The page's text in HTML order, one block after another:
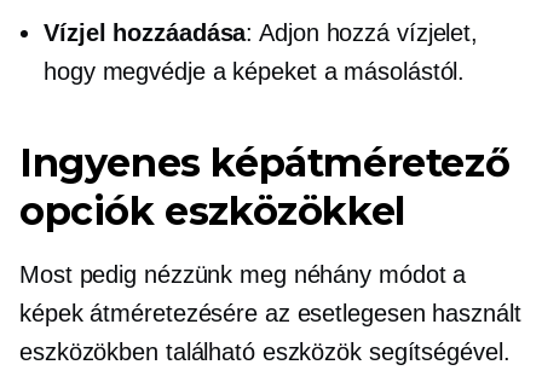
Vízjel hozzáadása: Adjon hozzá vízjelet,
hogy megvédje a képeket a másolástól.
Ingyenes képátméretező
opciók eszközökkel
Most pedig nézzünk meg néhány módot a
képek átméretezésére az esetlegesen használt
eszközökben található eszközök segítségével.